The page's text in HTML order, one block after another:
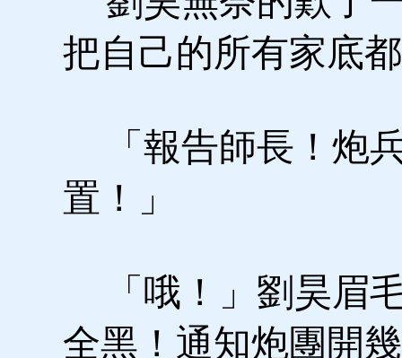
把自己的所有家底
「報告師長！炮
置！」
「哦！」劉昊眉
全黑！通知炮團開